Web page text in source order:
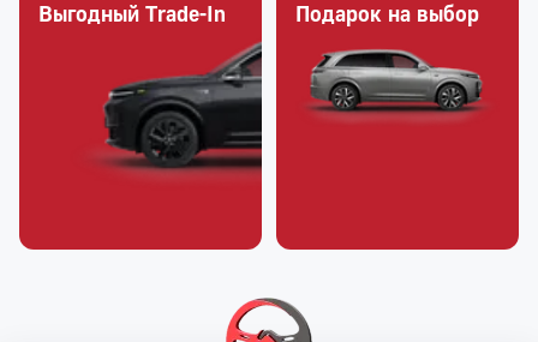
Выгодный Trade-In Подарок на выбор